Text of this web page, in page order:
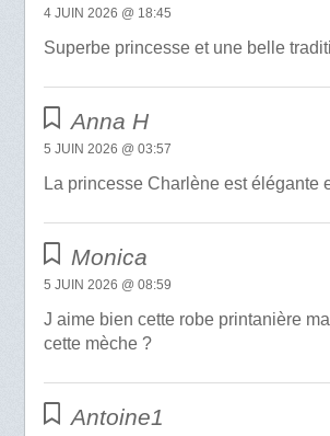
4 JUIN 2026 @ 18:45
Superbe princesse et une belle
Anna H
5 JUIN 2026 @ 03:57
La princesse Charlène est élégante
Monica
5 JUIN 2026 @ 08:59
J aime bien cette robe printanière
cette mèche ?
Antoine1